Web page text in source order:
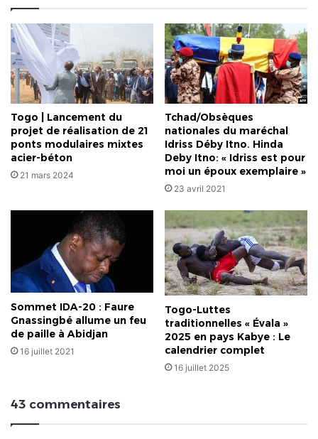
expatriés
Togo | Lancement du
projet de réalisation de 21
ponts modulaires mixtes
acier-béton
21 mars 2024
Tchad/Obsèques
nationales du maréchal
Idriss Déby Itno. Hinda
Deby Itno: « Idriss est pour
moi un époux exemplaire »
23 avril 2021
Sommet IDA-20 : Faure
Gnassingbé allume un feu
de paille à Abidjan
16 juillet 2021
Togo-Luttes
traditionnelles « Évala »
2025 en pays Kabye : Le
calendrier complet
16 juillet 2025
43 commentaires